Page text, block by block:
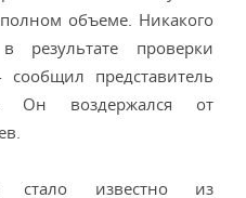
объеме. Никакого
результате проверки
представитель
Он воздержался от
известно из